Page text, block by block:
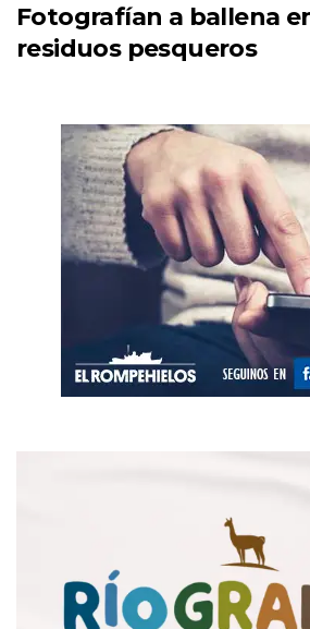
Fotografían a ballena
residuos pesqueros